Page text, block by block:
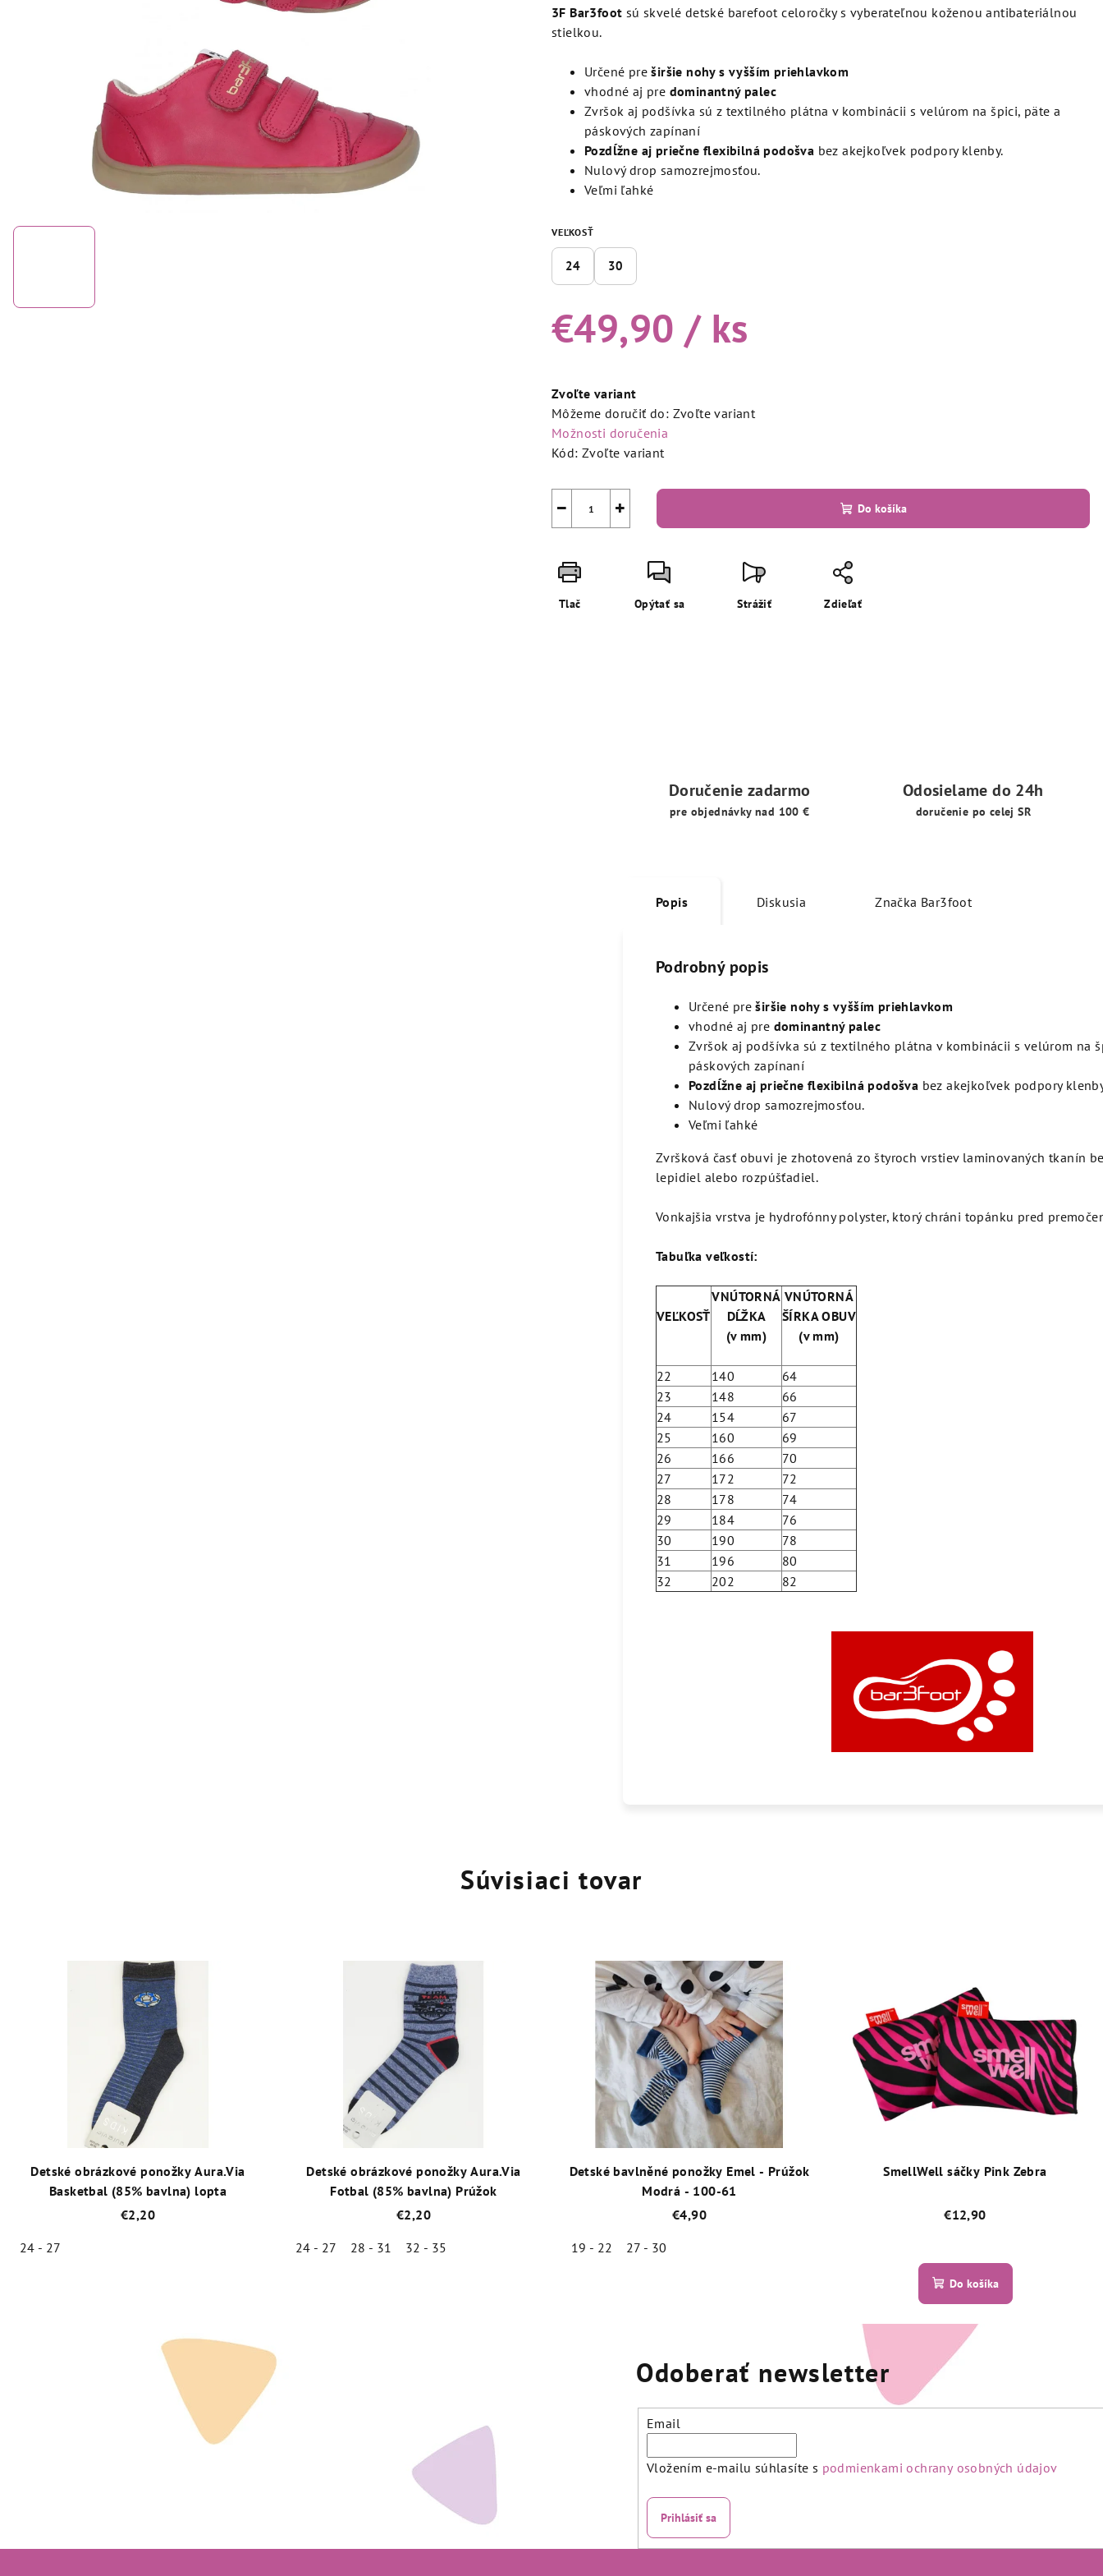
produktu
je
hviezdičiek.
3F Bar3foot sú skvelé detské barefoot celoročky s vyberateľnou koženou antibateriálnou
stielkou.
Určené preširšie nohy s vyšším priehlavkom
vhodné aj pre dominantný palec
Zvršok aj podšívka sú z textilného plátna v kombinácii s velúrom na špici, päte a
páskových zapínaní
Pozdĺžne aj priečne flexibilná podošva bez akejkoľvek podpory klenby.
Nulový drop samozrejmosťou.
Veľmi ľahké
VEĽKOSŤ
24 30
€49,90 / ks
cena:
Zvoľte variant
Môžeme doručiť do: Zvoľte variant
Možnosti doručenia
Kód: Zvoľte variant
+
− Do košíka
Tlač Opýtať sa Strážiť Zdieľať
Doručenie zadarmo
pre objednávky nad 100 €
Odosielame do 24h
doručenie po celej SR
Popis Diskusia Značka Bar3foot
Podrobný popis
Určené preširšie nohy s vyšším priehlavkom
vhodné aj pre dominantný palec
Zvršok aj podšívka sú z textilného plátna v kombinácii s velúrom na
páskových zapínaní
Pozdĺžne aj priečne flexibilná podošva bez akejkoľvek podpory
Nulový drop samozrejmosťou.
Veľmi ľahké
Zvršková časť obuvi je zhotovená zo štyroch vrstiev laminovaných tkanín
lepidiel alebo rozpúšťadiel.
Vonkajšia vrstva je hydrofónny polyster, ktorý chráni topánku pred
Tabuľka veľkostí:
VEĽKOSŤ
VNÚTORNÁ
DĹŽKA
(v mm)
VNÚTORNÁ
ŠÍRKA OBUV
(v mm)
22 140
64
23
148
66
24
154
67
25
160
69
26
166
70
27
172
72
28
178
74
29
184
76
30
190
78
31
196
80
32
202 82
Súvisiaci tovar
Detské obrázkové ponožky Aura.Via
Basketbal (85% bavlna) lopta
€2,20
24 - 27
hviezdičiek.
Detské obrázkové ponožky Aura.Via
Fotbal (85% bavlna) Prúžok
€2,20
24 - 27
28 - 31 32 - 35
Detské bavlněné ponožky Emel - Prúžok
Modrá - 100-61
€4,90
19 - 22
27 - 30
5,0
z
SmellWell sáčky Pink Zebra
€12,90
hodnotenie
produktu
je
5,0
z
Do košíka
Odoberať newsletter
Email
Vložením e-mailu súhlasíte s podmienkami ochrany osobných údajov
Prihlásiť sa